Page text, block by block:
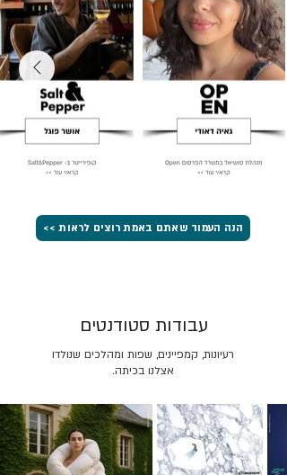
הנה העמוד שאתם באמת רוצים לראות >>
רעיונות, קמפיינים, שפות ומהלכים שנולדו
אצלנו בכיתה.
עבודות סטודנטים